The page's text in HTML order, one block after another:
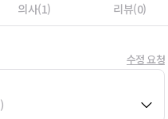
의사(1) 리뷰(0)
수정 요청
)